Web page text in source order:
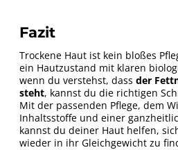
Fazit
Trockene Haut ist kein bloßes
ein Hautzustand mit klaren
wenn du verstehst, dass der
steht, kannst du die richtigen
Mit der passenden Pflege, dem
Inhaltsstoffe und einer
kannst du deiner Haut helfen,
wieder in ihr Gleichgewicht zu